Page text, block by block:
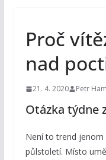
Proč
nad
21. 4. 2020 Petr
Otázka týdne
Není to trend jenom
půlstoletí. Místo